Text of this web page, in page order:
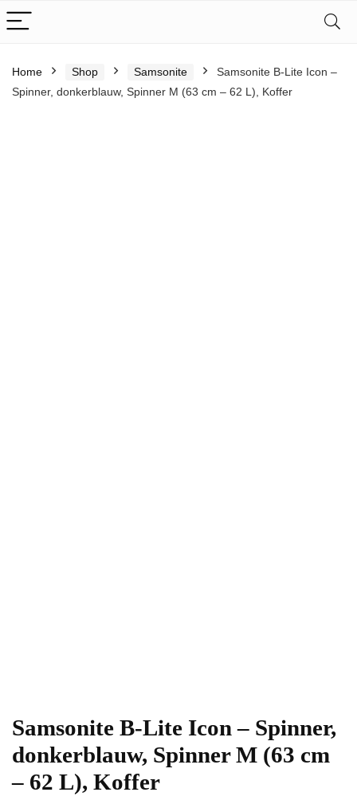
Home Shop Samsonite
Samsonite B-Lite Icon –
Spinner, donkerblauw, Spinner M (63 cm – 62 L), Koffer
Samsonite B-Lite Icon – Spinner,
donkerblauw, Spinner M (63 cm
– 62 L), Koffer